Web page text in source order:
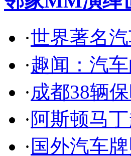
·世界著名
·趣闻：汽
·成都38辆
·阿斯顿马
· 国外汽车